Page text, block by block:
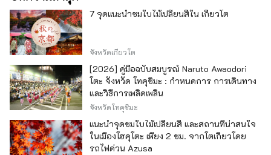
7 จุดแนะนำชมใบไม้เปลี่ยนสีใน เกียวโต
จังหวัดเกียวโต
[2026] คู่มือฉบับสมบูรณ์ Naruto Awaodori
โตะ จังหวัด โทคุชิมะ : กำหนดการ การเดินทาง
และวิธีการเพลิดเพลิน
จังหวัดโทคุชิมะ
แนะนำจุดชมใบไม้เปลี่ยนสี และสถานที่น่าสนใจ
ในเมืองโฮคุโตะ เพียง 2 ชม. จากโตเกียวโดย
รถไฟด่วน Azusa